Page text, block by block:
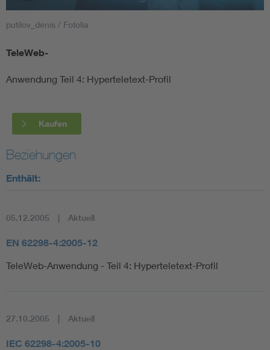
Smart Cities
DKE Fachinformationen im Kontext der Normung
Circular Economy für mehr Ressourceneffizienz
Cybersecurity in der Industrieautomatisierung
Elektrofachkraft (EFK)
putilov_denis / Fotolia
TeleWeb-
Anwendung Teil 4: Hyperteletext-Profil
Kaufen
Beziehungen
Enthält:
05.12.2005 Aktuell
EN 62298-4:2005-12
TeleWeb-Anwendung - Teil 4: Hyperteletext-Profil
27.10.2005 Aktuell
IEC 62298-4:2005-10